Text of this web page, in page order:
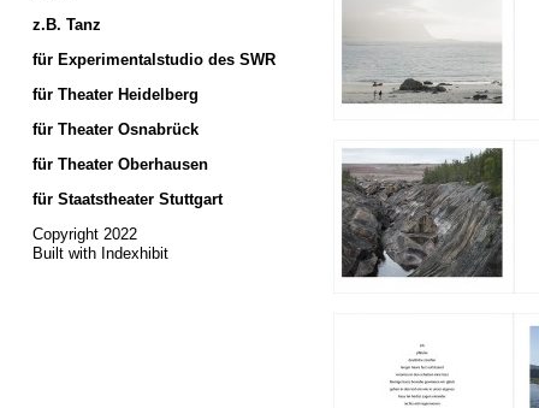
z.B. Tanz
für Experimentalstudio des SWR
für Theater Heidelberg
für Theater Osnabrück
für Theater Oberhausen
für Staatstheater Stuttgart
Copyright 2022
Built with Indexhibit